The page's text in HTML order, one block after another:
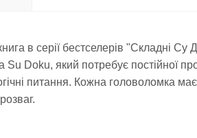
в серії бестселерів "Складні Су
Su Doku, який потребує постійної
питання. Кожна головоломка